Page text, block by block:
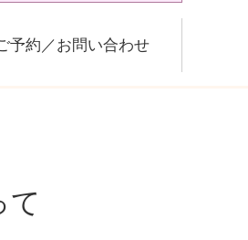
予約／お問い合わせ
て